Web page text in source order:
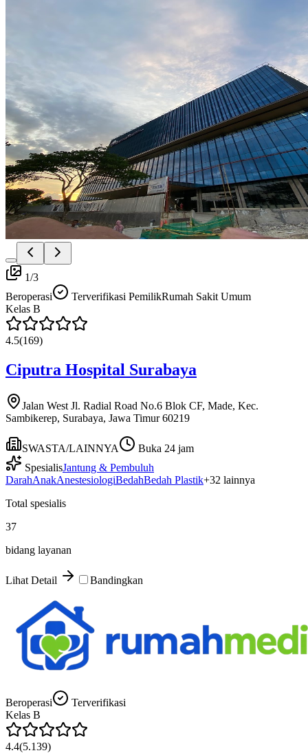
1/3
Beroperasi
Terverifikasi PemilikRumah Sakit Umum
Kelas B
4.5(169)
Ciputra Hospital Surabaya
Jalan West Jl. Radial Road No.6 Blok CF, Made, Kec.
Sambikerep, Surabaya, Jawa Timur 60219
SWASTA/LAINNYA
Buka 24 jam
SpesialisJantung & Pembuluh
DarahAnakAnestesiologiBedahBedah Plastik+32 lainnya
Total spesialis
37
bidang layanan
Lihat Detail Bandingkan
Beroperasi
Terverifikasi
Kelas B
4.4(5.139)